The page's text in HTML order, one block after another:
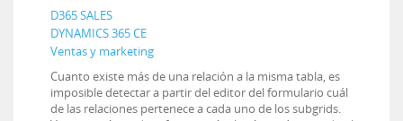
D365 SALES
DYNAMICS 365 CE
Ventas y marketing
Cuanto existe más de una relación a la misma tabla, es
imposible detectar a partir del editor del formulario cuál
de las relaciones pertenece a cada uno de los subgrids.